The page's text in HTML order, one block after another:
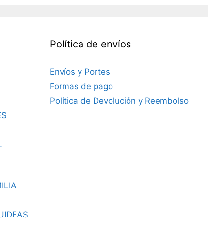
Política de envíos
Envíos y Portes
Formas de pago
Política de Devolución y Reembolso